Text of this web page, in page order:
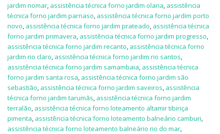
jardim nomar, assistência técnica forno jardim olaria, assistência
técnica forno jardim parnaso, assistência técnica forno jardim porto
novo, assistência técnica forno jardim prateado, assistência técnica
forno jardim primavera, assistência técnica forno jardim progresso,
assistência técnica forno jardim recanto, assistência técnica forno
jardim rio claro, assistência técnica forno jardim rio santos,
assistência técnica forno jardim samambaia, assistência técnica
forno jardim santa rosa, assistência técnica forno jardim são
sebastião, assistência técnica forno jardim saveiros, assistência
técnica forno jardim tarumãs, assistência técnica forno jardim
terralão, assistência técnica forno loteamento altamir tibiriça
pimenta, assistência técnica forno loteamento balneário camburi,
assistência técnica forno loteamento balneário rio do mar,